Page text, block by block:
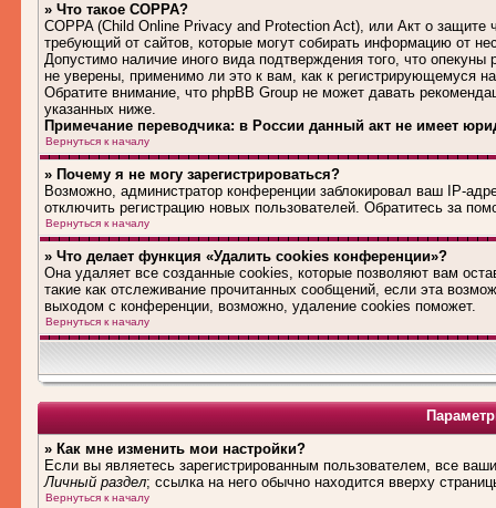
» Что такое COPPA?
COPPA (Child Online Privacy and Protection Act), или Акт о защите
требующий от сайтов, которые могут собирать информацию от
Допустимо наличие иного вида подтверждения того, что
не уверены, применимо ли это к вам, как к регистрирующемуся
Обратите внимание, что phpBB Group не может давать
указанных ниже.
Примечание переводчика: в России данный акт не имеет
Вернуться к началу
» Почему я не могу зарегистрироваться?
Возможно, администратор конференции заблокировал ваш IP-
отключить регистрацию новых пользователей. Обратитесь за
Вернуться к началу
» Что делает функция «Удалить cookies конференции»?
Она удаляет все созданные cookies, которые позволяют вам
такие как отслеживание прочитанных сообщений, если эта
выходом с конференции, возможно, удаление cookies поможет.
Вернуться к началу
» Как мне изменить мои настройки?
Если вы являетесь зарегистрированным пользователем, все
Личный раздел; ссылка на него обычно находится вверху
Вернуться к началу